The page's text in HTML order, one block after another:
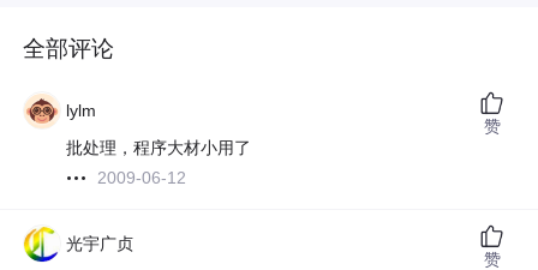
全部评论
lylm
批处理，程序大材小用了
2009-06-12
赞
光宇广贞
赞